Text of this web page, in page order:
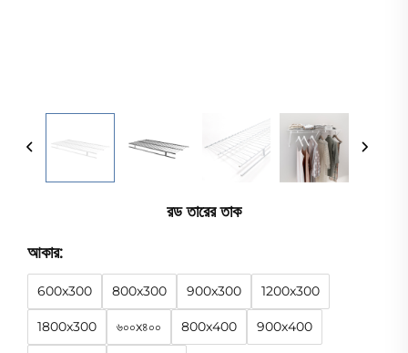
রড তারের তাক
আকার:
600x300 800x300 900x300 1200x300
1800x300 ৬০০x৪০০ 800x400 900x400